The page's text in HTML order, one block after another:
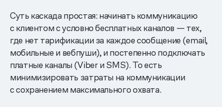
Суть каскада простая: начинать коммуникацию
с клиентом с условно бесплатных каналов — тех,
где нет тарификации за каждое сообщение (email,
мобильные и вебпуши), и постепенно подключать
платные каналы (Viber и SMS). То есть
минимизировать затраты на коммуникации
с сохранением максимального охвата.